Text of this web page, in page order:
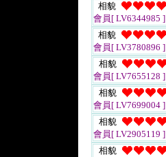
相貌
會員[ LV6344985 ]
相貌
會員[ LV3780896 ]
相貌
會員[ LV7655128 ]
相貌
會員[ LV7699004 ]
相貌
會員[ LV2905119 ]
相貌